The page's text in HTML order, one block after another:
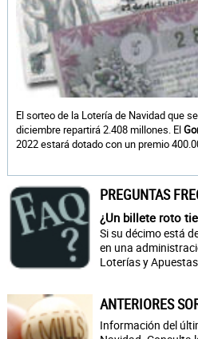
El sorteo de la Lotería de Navidad que
diciembre repartirá 2.408 millones. El
2022 estará dotado con un premio
PREGUNTAS
¿Un billete roto
Si su décimo está
en una
Loterías y
ANTERIORES
Información del